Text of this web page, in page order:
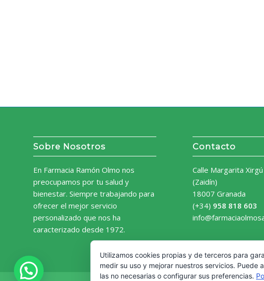
Sobre Nosotros
En Farmacia Ramón Olmo nos
preocupamos por tu salud y
bienestar. Siempre trabajando para
ofrecer el mejor servicio
personalizado que nos ha
caracterizado desde 1972.
Contacto
Calle Margarita
(Zaidín)
18007 Granada
(+34) 958 818 603
Utilizamos cookies propias y de terceros para
medir su uso y mejorar nuestros servicios. Puede
las no necesarias o configurar sus preferencias.